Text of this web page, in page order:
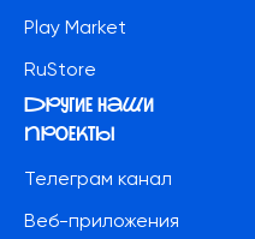
Play Market
RuStore
другие наши
проекты
Телеграм канал
Веб-приложения